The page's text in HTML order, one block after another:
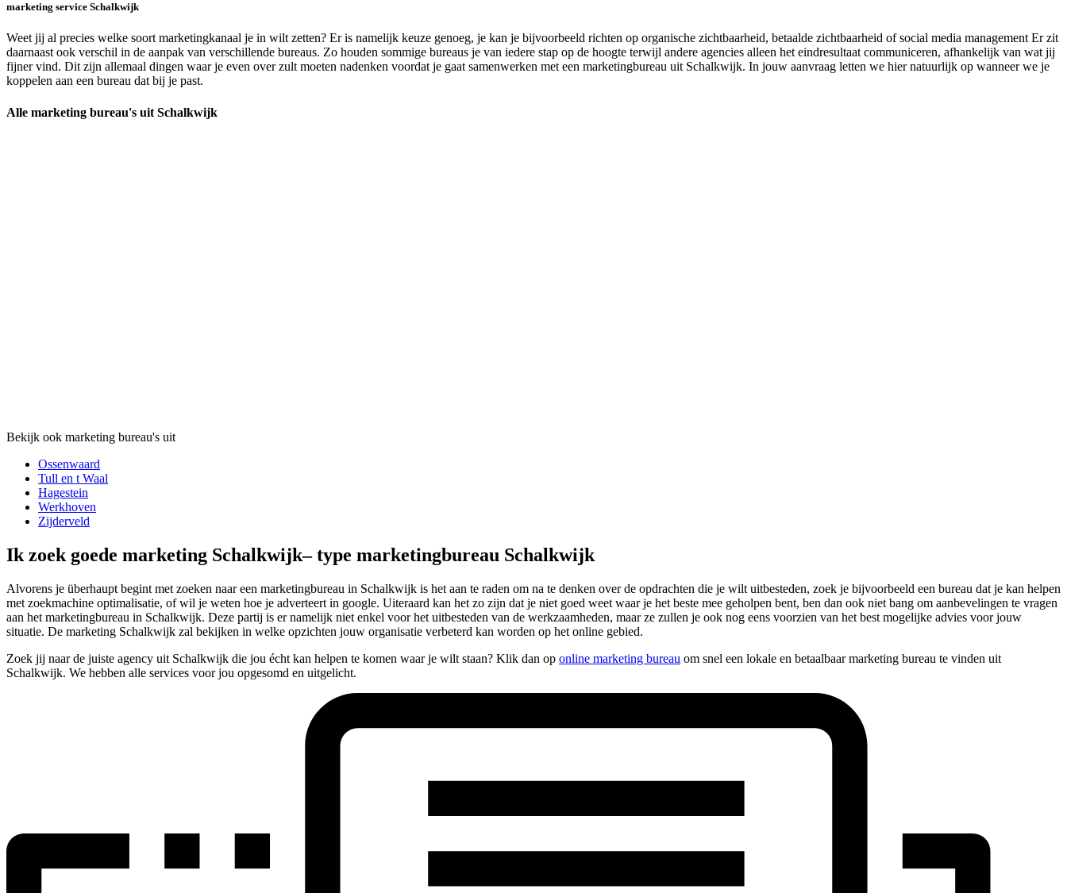
marketing service Schalkwijk
Weet jij al precies welke soort marketingkanaal je in wilt zetten? Er is namelijk keuze genoeg, je kan je bijvoorbeeld richten op organische zichtbaarheid, betaalde zichtbaarheid of social media management Er zit
daarnaast ook verschil in de aanpak van verschillende bureaus. Zo houden sommige bureaus je van iedere stap op de hoogte terwijl andere agencies alleen het eindresultaat communiceren, afhankelijk van wat jij
fijner vind. Dit zijn allemaal dingen waar je even over zult moeten nadenken voordat je gaat samenwerken met een marketingbureau uit Schalkwijk. In jouw aanvraag letten we hier natuurlijk op wanneer we je
koppelen aan een bureau dat bij je past.
Alle marketing bureau's uit Schalkwijk
Bekijk ook marketing bureau's uit
Ossenwaard
Tull en t Waal
Hagestein
Werkhoven
Zijderveld
Ik zoek goede marketing Schalkwijk– type marketingbureau Schalkwijk
Alvorens je überhaupt begint met zoeken naar een marketingbureau in Schalkwijk is het aan te raden om na te denken over de opdrachten die je wilt uitbesteden, zoek je bijvoorbeeld een bureau dat je kan helpen
met zoekmachine optimalisatie, of wil je weten hoe je adverteert in google. Uiteraard kan het zo zijn dat je niet goed weet waar je het beste mee geholpen bent, ben dan ook niet bang om aanbevelingen te vragen
aan het marketingbureau in Schalkwijk. Deze partij is er namelijk niet enkel voor het uitbesteden van de werkzaamheden, maar ze zullen je ook nog eens voorzien van het best mogelijke advies voor jouw
situatie. De marketing Schalkwijk zal bekijken in welke opzichten jouw organisatie verbeterd kan worden op het online gebied.
Zoek jij naar de juiste agency uit Schalkwijk die jou écht kan helpen te komen waar je wilt staan? Klik dan op online marketing bureau om snel een lokale en betaalbaar marketing bureau te vinden uit
Schalkwijk. We hebben alle services voor jou opgesomd en uitgelicht.